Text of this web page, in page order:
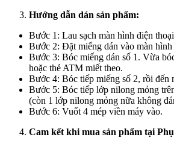
Hướng dẫn dán sản phẩm:
Bước 1: Lau sạch màn hình điện
Bước 2: Đặt miếng dán vào màn hình
Bước 3: Bóc miếng dán số 1. Vừa
hoặc thẻ ATM miết theo.
Bước 4: Bóc tiếp miếng số 2, rồi đến
Bước 5: Bóc tiếp lớp nilong mỏng
(còn 1 lớp nilong mỏng nữa không
Bước 6: Vuốt 4 mép viền máy vào.
Cam kết khi mua sản phẩm tại